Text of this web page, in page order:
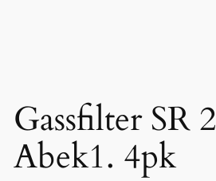
Gassfilter SR
Abek1. 4pk